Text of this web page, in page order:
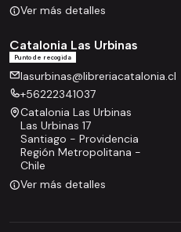
Ver más detalles
Catalonia Las Urbinas
Punto de recogida
lasurbinas@libreriacatalonia.cl
+56222341037
Catalonia Las Urbinas
Las Urbinas 17
Santiago - Providencia
Región Metropolitana -
Chile
Ver más detalles